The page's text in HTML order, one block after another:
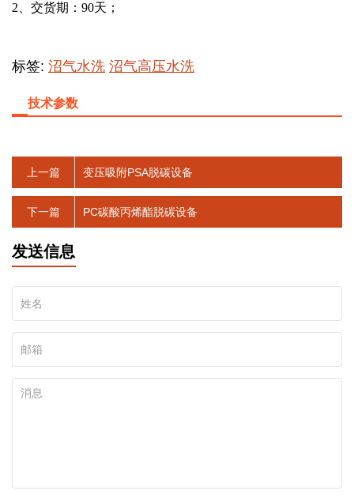
2、交货期：90天；
标签: 沼气水洗 沼气高压水洗
技术参数
上一篇 变压吸附PSA脱碳设备
PC碳酸丙烯酯脱碳设备
下一篇
发送信息